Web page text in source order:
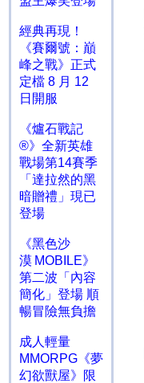
經典再現！
《賽爾號：巔
峰之戰》正式
定檔 8 月 12
日開服
《爐石戰記
®》全新英雄
戰場第14賽季
「達拉然的黑
暗贈禮」現已
登場
《黑色沙
漠 MOBILE》
第二波「內容
簡化」登場 順
暢冒險無負擔
成人輕量
MMORPG《夢
幻欲獸屋》限